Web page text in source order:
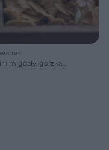
i migdały, gorzka
-